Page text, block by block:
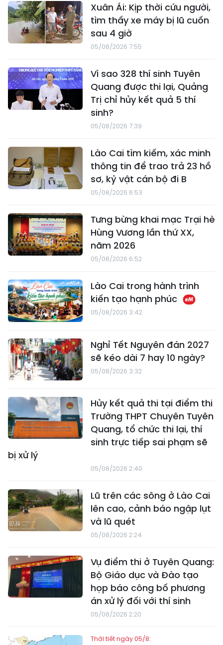
Xuân Ái: Kịp thời cứu người,
tìm thấy xe máy bị lũ cuốn
sau 4 giờ
05/08/2026 7:55
Vì sao 328 thí sinh Tuyên
Quang được thi lại, Quảng
Trị chỉ hủy kết quả 5 thí
sinh?
05/08/2026 7:39
Lào Cai tìm kiếm, xác minh
thông tin để trao trả 23 hồ
sơ, kỷ vật cán bộ đi B
05/08/2026 6:53
Tưng bừng khai mạc Trại hè
Hùng Vương lần thứ XX,
năm 2026
05/08/2026 6:52
Lào Cai trong hành trình
kiến tạo hạnh phúc
05/08/2026 3:42
Nghỉ Tết Nguyên đán 2027
sẽ kéo dài 7 hay 10 ngày?
05/08/2026 3:32
Hủy kết quả thi tại điểm thi
Trường THPT Chuyên Tuyên
Quang, tổ chức thi lại, thí
sinh trực tiếp sai phạm sẽ
bị xử lý
05/08/2026 2:40
Lũ trên các sông ở Lào Cai
lên cao, cảnh báo ngập lụt
và lũ quét
05/08/2026 2:24
Vụ điểm thi ở Tuyên Quang:
Bộ Giáo dục và Đào tạo
họp báo công bố phương
án xử lý đối với thí sinh
05/08/2026 2:20
Thời tiết ngày 05/8: